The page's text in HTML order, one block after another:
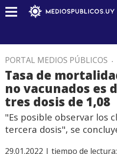
PORTAL MEDIOS PÚBLICOS .
Tasa de
no vacunados es
tres dosis de 1,08
"Es posible observar los
tercera dosis", se
29.01.2022 | tiempo de lectura: